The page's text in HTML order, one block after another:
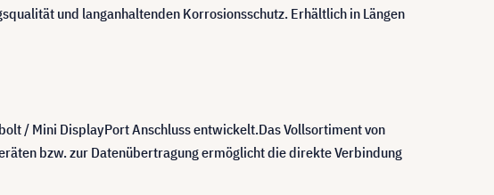
und langanhaltenden Korrosionsschutz. Erhältlich in Längen
/ Mini DisplayPort Anschluss entwickelt.Das Vollsortiment von
bzw. zur Datenübertragung ermöglicht die direkte Verbindung